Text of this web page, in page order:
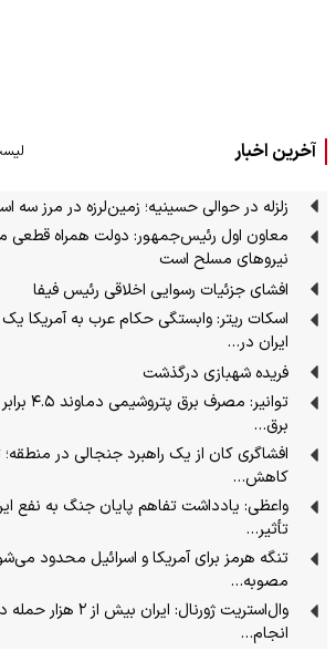
آخرین اخبار
زلزله در حوالی حسینیه؛ زمین‌لرزه در مرز سه
معاون اول رئیس‌جمهور: دولت همراه قطعی
نیروهای مسلح است
افشای جزئیات رسوایی اخلاقی رئیس فیفا
اسکات ریتر: وابستگی حکام عرب به آمریکا
ایران در…
فریده شهبازی درگذشت
توانیر:
برق…
افشاگری کان از یک راهبرد جنجالی در منطقه؛
کاهش…
واعظی: یادداشت تفاهم پایان جنگ به نفع
تأثیر…
تنگه هرمز برای آمریکا و اسرائیل محدود
مصوبه…
وال‌استریت ژورنال:
انجام…